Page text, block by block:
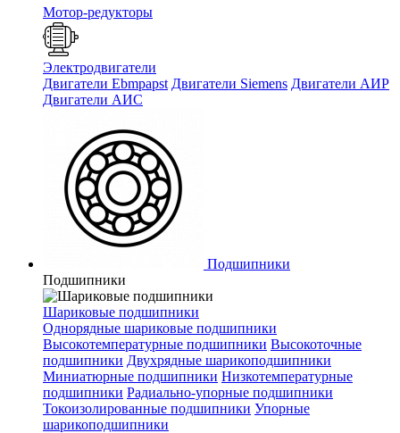
Мотор-редукторы
Электродвигатели
Двигатели Ebmpapst Двигатели Siemens Двигатели АИР
Двигатели АИС
Подшипники
Подшипники
Шариковые подшипники
Однорядные шариковые подшипники
Высокотемпературные подшипники Высокоточные
подшипники Двухрядные шарикоподшипники
Миниатюрные подшипники Низкотемпературные
подшипники Радиально-упорные подшипники
Токоизолированные подшипники Упорные
шарикоподшипники